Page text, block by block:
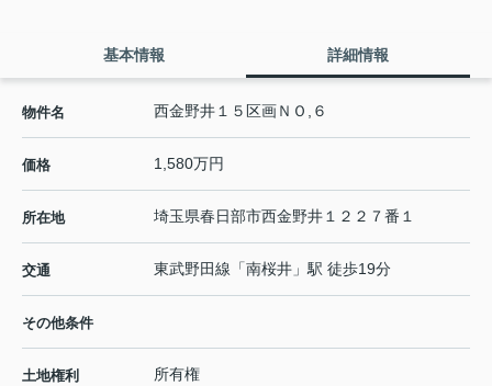
基本情報 詳細情報
物件名 西金野井１５区画ＮＯ,６
価格 1,580万円
所在地 埼玉県春日部市西金野井 １２２７番１
交通 東武野田線 「南桜井 」駅 徒歩19分
その他条件
土地権利 所有権